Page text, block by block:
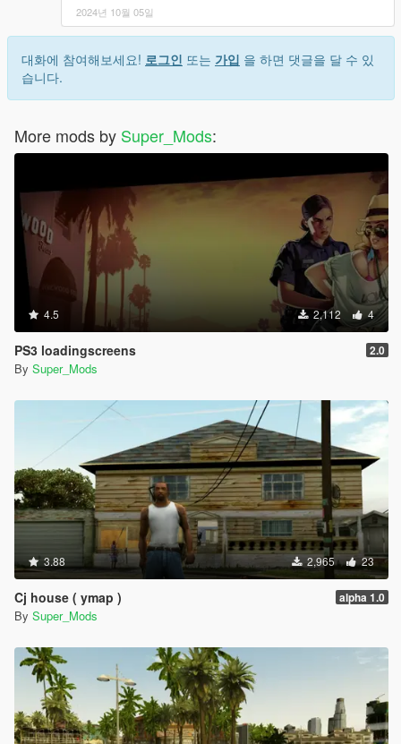
2024년 10월 05일
대화에 참여해보세요! 로그인 또는 가입 을 하면 댓글을 달 수 있
습니다.
More mods by Super_Mods:
4.5 2,112 4
PS3 loadingscreens 2.0
By Super_Mods
3.88 2,965 23
Cj house ( ymap ) alpha 1.0
By Super_Mods